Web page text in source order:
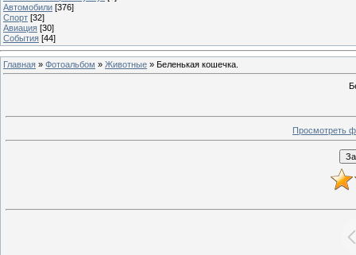
Автомобили [376]
Спорт [32]
Авиация [30]
События [44]
Главная » Фотоальбом » Животные » Беленькая кошечка.
Просмотреть